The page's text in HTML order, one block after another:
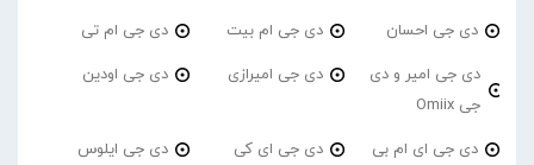
دی جی احسان دی جی ام بیت دی جی ام تی
دی جی امیر و دی
جی Omiix
دی جی امیرازی دی جی اودین
دی جی ای ام بی دی جی ای کی دی جی ایلوس